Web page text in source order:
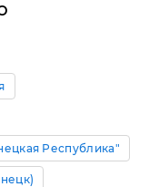
Республика"